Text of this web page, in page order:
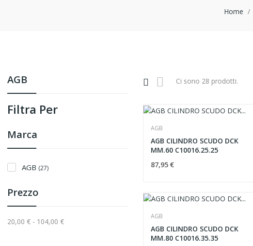
Home
AGB
Filtra Per
Marca
AGB (27)
Prezzo
20,00 € - 104,00 €
Ci sono 28 prodotti.
AGB
AGB CILINDRO SCUDO DCK
MM.60 C10016.25.25
87,95 €
AGB
AGB CILINDRO SCUDO DCK
MM.80 C10016.35.35